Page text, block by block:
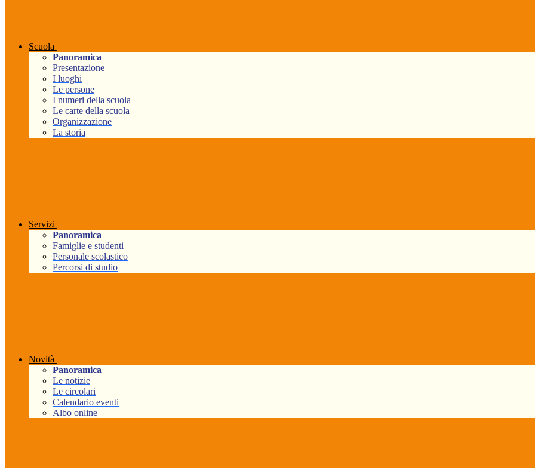
Scuola
Panoramica
Presentazione
I luoghi
Le persone
I numeri della scuola
Le carte della scuola
Organizzazione
La storia
Servizi
Panoramica
Famiglie e studenti
Personale scolastico
Percorsi di studio
Novità
Panoramica
Le notizie
Le circolari
Calendario eventi
Albo online